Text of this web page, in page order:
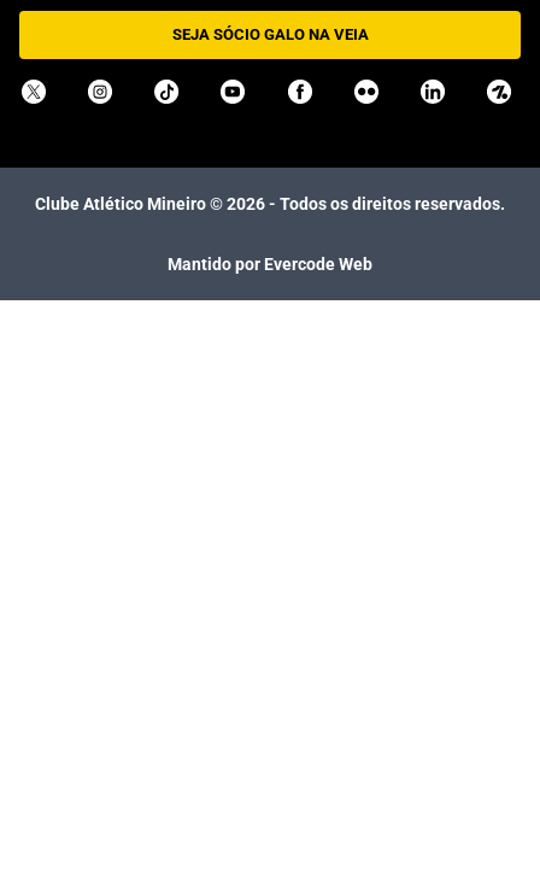
SEJA SÓCIO GALO NA VEIA
Clube Atlético Mineiro ©2026- Todos os direitos reservados.
Mantido por Evercode Web